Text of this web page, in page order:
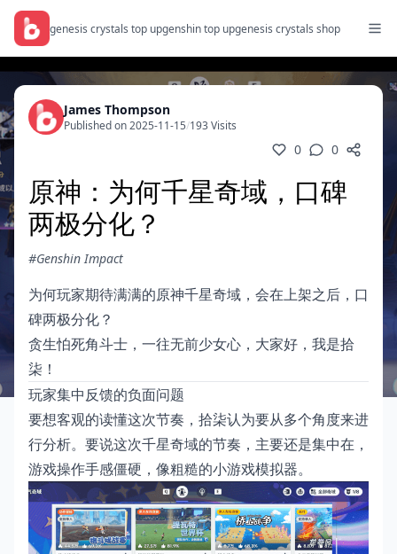
genesis crystals top upgenshin top upgenesis crystals shop
James Thompson
Published on 2025-11-15/193 Visits
0 0
原神：为何千星奇域，口碑
两极分化？
#Genshin Impact
为何玩家期待满满的原神千星奇域，会在上架之后，口
碑两极分化？
贪生怕死角斗士，一往无前少女心，大家好，我是拾
柒！
玩家集中反馈的负面问题
要想客观的读懂这次节奏，拾柒认为要从多个角度来进
行分析。要说这次千星奇域的节奏，主要还是集中在，
游戏操作手感僵硬，像粗糙的小游戏模拟器。